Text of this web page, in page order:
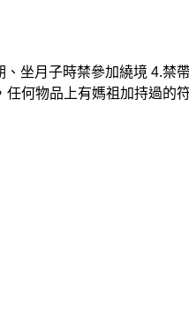
、坐月子時禁參加繞境 4.禁
任何物品上有媽祖加持過的